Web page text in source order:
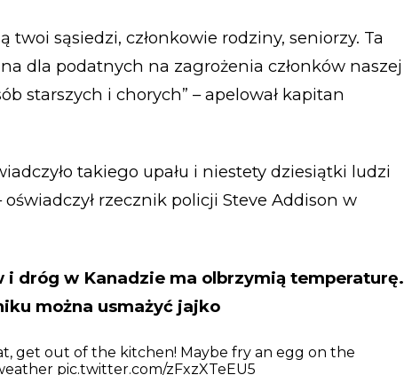
twoi sąsiedzi, członkowie rodziny, seniorzy. Ta
dla podatnych na zagrożenia członków naszej
starszych i chorych” – apelował kapitan
takiego upału i niestety dziesiątki ludzi
rzecznik policji Steve Addison w
i dróg w Kanadzie ma olbrzymią temperaturę.
można usmażyć jajko
get out of the kitchen! Maybe fry an egg on the
pic.twitter.com/zFxzXTeEU5